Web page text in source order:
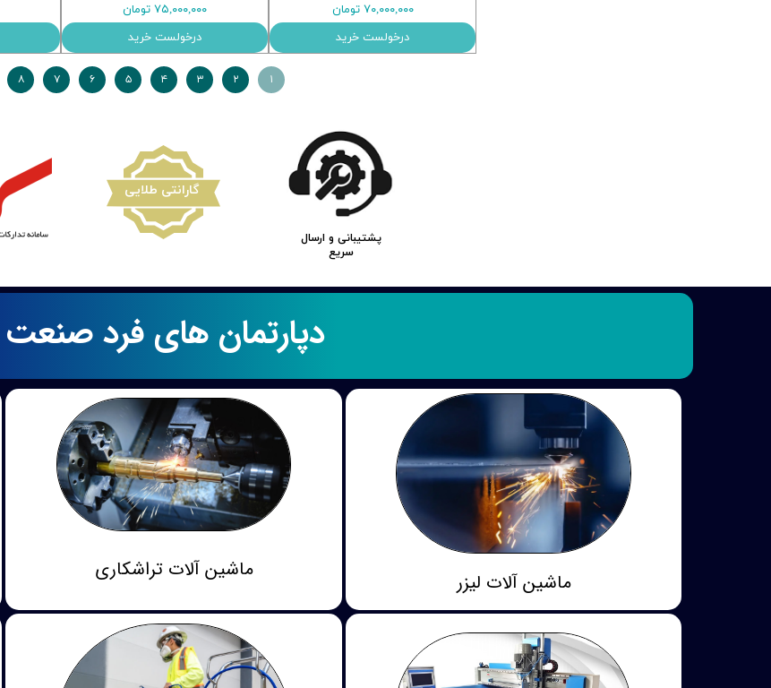
۷۰,۰۰۰,۰۰۰ تومان
درخولست خرید
۷۵,۰۰۰,۰۰۰ تومان
درخولست خرید
۱ ۲ ۳ ۴ ۵ ۶ ۷ ۸
پشتیبانی و ارسال
سریع
​گارانتی طلایی
دپارتمان های فرد صنعت
ماشین آلات لیزر ماشین آلات تراشکاری